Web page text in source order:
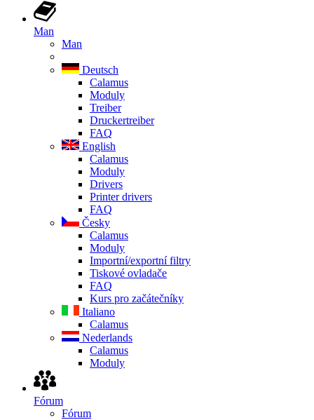
Man
Man
Deutsch
Calamus
Moduly
Treiber
Druckertreiber
FAQ
English
Calamus
Moduly
Drivers
Printer drivers
FAQ
Česky
Calamus
Moduly
Importní/exportní filtry
Tiskové ovladače
FAQ
Kurs pro začátečníky
Italiano
Calamus
Nederlands
Calamus
Moduly
Fórum
Fórum